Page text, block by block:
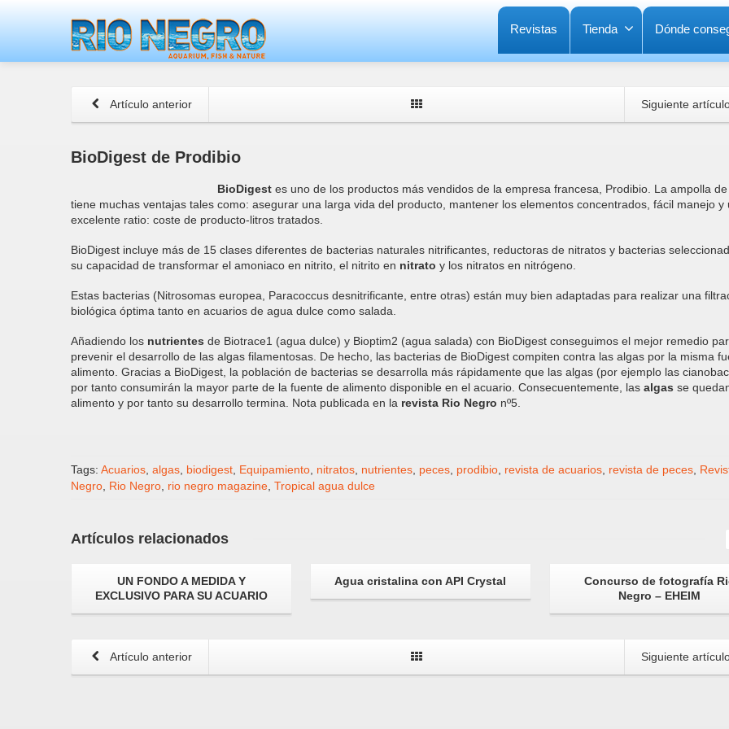
Revistas Tienda Dónde
Siguiente
Artículo anterior
BioDigest de Prodibio
BioDigest es uno de los productos más vendidos de la empresa francesa, Prodibio. La ampolla
tiene muchas ventajas tales como: asegurar una larga vida del producto, mantener los elementos concentrados, fácil manejo y
excelente ratio: coste de producto-litros tratados.
BioDigest incluye más de 15 clases diferentes de bacterias naturales nitrificantes, reductoras de nitratos y bacterias
su capacidad de transformar el amoniaco en nitrito, el nitrito en nitrato y los nitratos en nitrógeno.
Estas bacterias (Nitrosomas europea, Paracoccus desnitrificante, entre otras) están muy bien adaptadas para realizar una
biológica óptima tanto en acuarios de agua dulce como salada.
Añadiendo los nutrientes de Biotrace1 (agua dulce) y Bioptim2 (agua salada) con BioDigest conseguimos el mejor remedio
prevenir el desarrollo de las algas filamentosas. De hecho, las bacterias de BioDigest compiten contra las algas por la misma
alimento. Gracias a BioDigest, la población de bacterias se desarrolla más rápidamente que las algas (por ejemplo las
por tanto consumirán la mayor parte de la fuente de alimento disponible en el acuario. Consecuentemente, las algas se
alimento y por tanto su desarrollo termina. Nota publicada en la revista Rio Negro nº5.
Tags: Acuarios algas biodigest Equipamiento nitratos nutrientes peces prodibio revista de acuarios revista de peces
Negro Rio Negro rio negro magazine Tropical agua dulce
Artículos relacionados
UN FONDO A MEDIDA Y
EXCLUSIVO PARA SU ACUARIO
Agua cristalina con API Crystal
Concurso de fotografía
Negro – EHEIM
Siguiente
Artículo anterior